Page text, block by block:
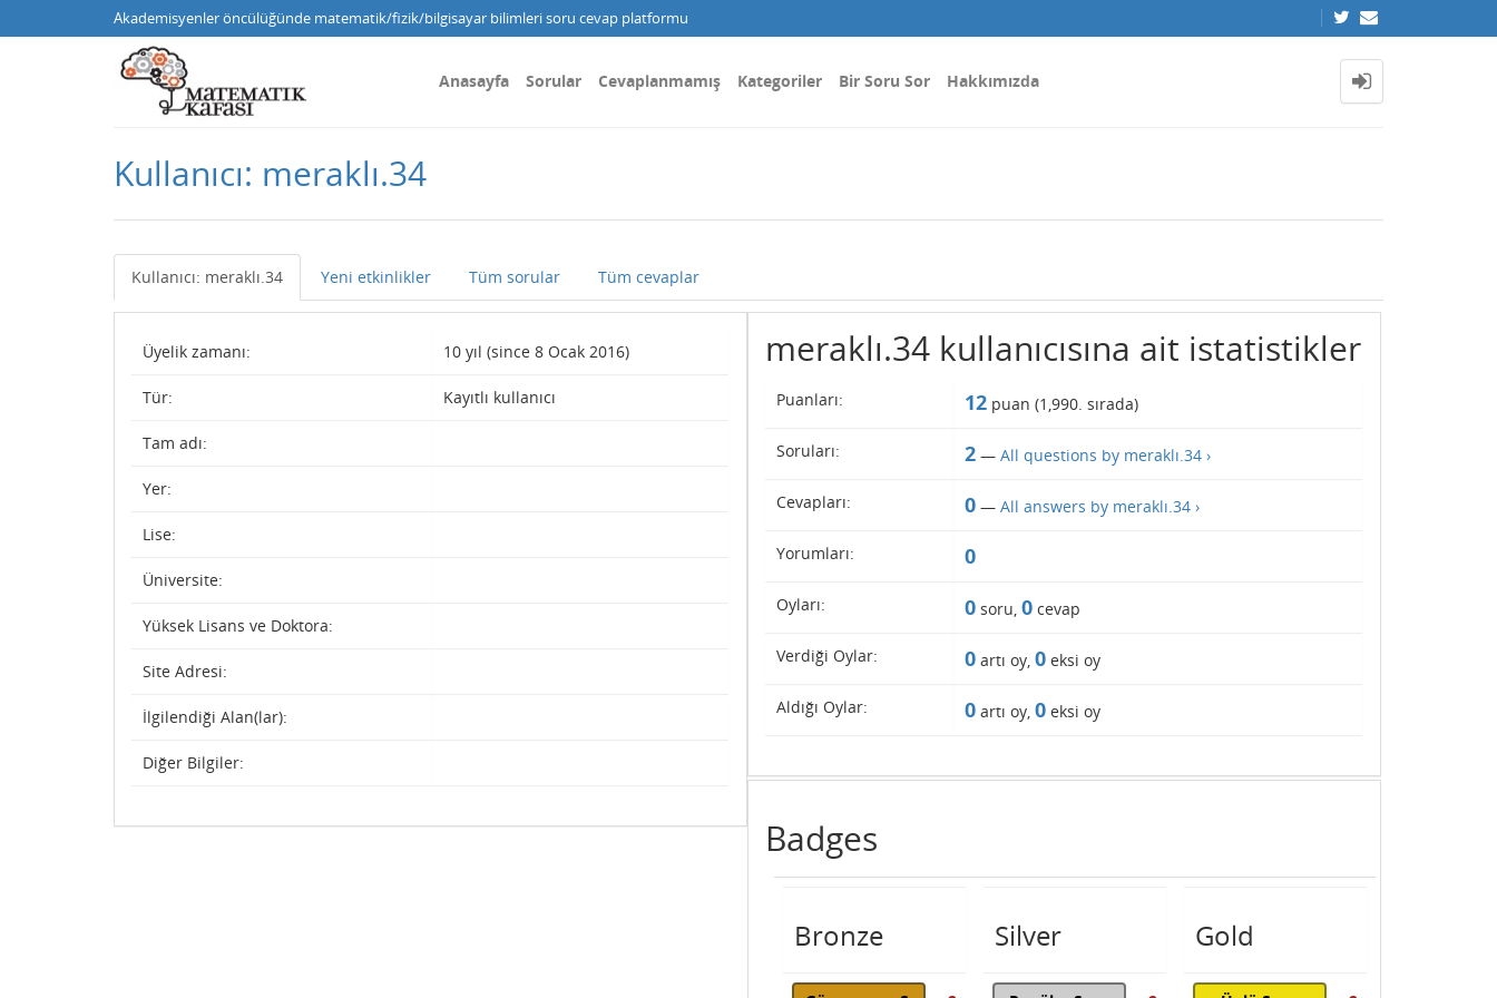
Akademisyenler öncülüğünde matematik/fizik/bilgisayar bilimleri soru cevap platformu
Anasayfa Sorular Cevaplanmamış Kategoriler Bir Soru Sor Hakkımızda
Kullanıcı: meraklı.34
Kullanıcı: meraklı.34 Yeni etkinlikler Tüm sorular Tüm cevaplar
Üyelik zamanı: 10 yıl (since 8 Ocak 2016)
Tür: Kayıtlı kullanıcı
Tam adı:
Yer:
Lise:
Üniversite:
Yüksek Lisans ve Doktora:
Site Adresi:
İlgilendiği Alan(lar):
Diğer Bilgiler:
meraklı.34 kullanıcısına ait istatistikler
Puanları: 12puan (1,990. sırada)
Soruları: 2— All questions by meraklı.34 ›
Cevapları: 0— All answers by meraklı.34 ›
Yorumları: 0
Oyları: 0soru, 0cevap
Verdiği Oylar: 0artı oy, 0eksi oy
Aldığı Oylar: 0artı oy, 0eksi oy
Badges
Bronze Silver Gold